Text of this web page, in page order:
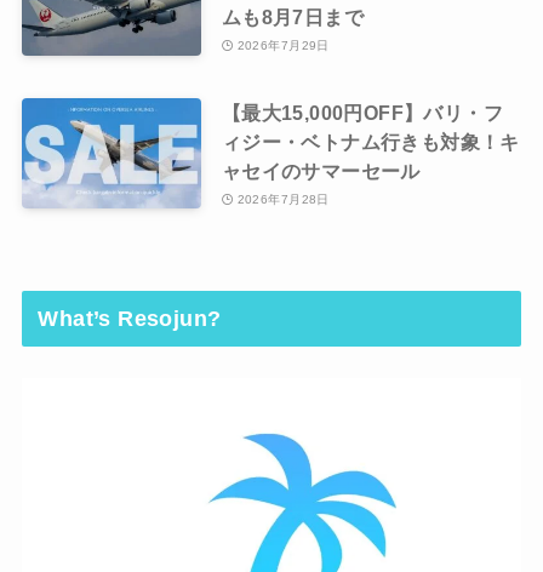
ムも8月7日まで
2026年7月29日
【最大15,000円OFF】バリ・フ
ィジー・ベトナム行きも対象！キ
ャセイのサマーセール
2026年7月28日
What’s Resojun?